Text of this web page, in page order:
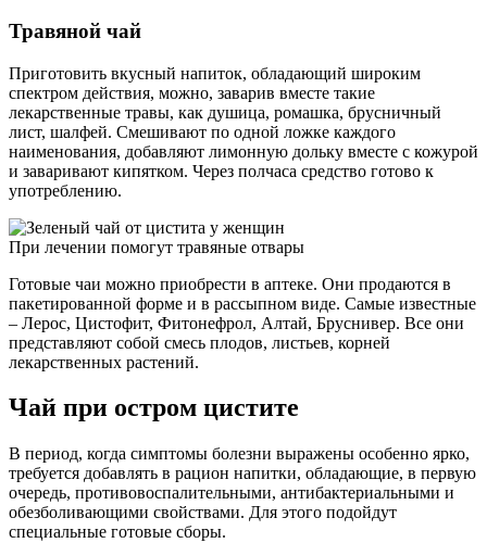
Травяной чай
Приготовить вкусный напиток, обладающий широким
спектром действия, можно, заварив вместе такие
лекарственные травы, как душица, ромашка, брусничный
лист, шалфей. Смешивают по одной ложке каждого
наименования, добавляют лимонную дольку вместе с кожурой
и заваривают кипятком. Через полчаса средство готово к
употреблению.
При лечении помогут травяные отвары
Готовые чаи можно приобрести в аптеке. Они продаются в
пакетированной форме и в рассыпном виде. Самые известные
– Лерос, Цистофит, Фитонефрол, Алтай, Бруснивер. Все они
представляют собой смесь плодов, листьев, корней
лекарственных растений.
Чай при остром цистите
В период, когда симптомы болезни выражены особенно ярко,
требуется добавлять в рацион напитки, обладающие, в первую
очередь, противовоспалительными, антибактериальными и
обезболивающими свойствами. Для этого подойдут
специальные готовые сборы.